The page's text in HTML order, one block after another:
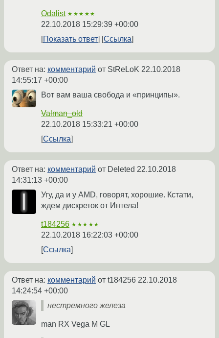
Odalist ★★★★★
22.10.2018 15:29:39 +00:00
Показать ответ
Ссылка
Ответ на: комментарий от StReLoK 22.10.2018
14:55:17 +00:00
Вот вам ваша свобода и «принципы».
Valman_old
22.10.2018 15:33:21 +00:00
Ссылка
Ответ на: комментарий от Deleted 22.10.2018
14:31:13 +00:00
Угу, да и у AMD, говорят, хорошие. Кстати,
ждем дискреток от Интела!
t184256 ★★★★★
22.10.2018 16:22:03 +00:00
Ссылка
Ответ на: комментарий от t184256 22.10.2018
14:24:54 +00:00
нестремного железа
man RX Vega M GL